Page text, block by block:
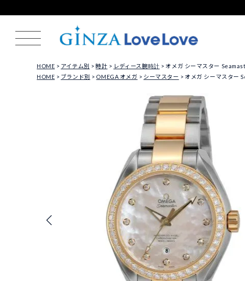
HOME アイテム別 時計 レディース腕時計
オメガ シーマスター
HOME
ブランド別 OMEGA オメガ シーマスター オメガ シーマスター